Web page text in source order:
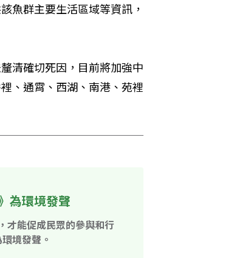
魚群主要生活區域等資訊，
清確切死因，目前將加強中
、通霄、西湖、南港、苑裡
為環境發聲
才能促成民眾的參與和行
境發聲。